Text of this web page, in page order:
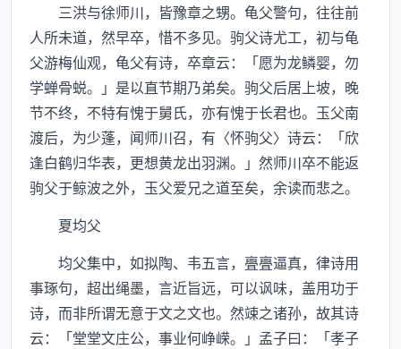
三洪与徐师川，皆豫章之甥。龟父警句，往往前
人所未道，然早卒，惜不多见。驹父诗尤工，初与龟
父游梅仙观，龟父有诗，卒章云：「愿为龙鳞婴，勿
学蝉骨蜕。」是以直节期乃弟矣。驹父后居上坡，晚
节不终，不特有愧于舅氏，亦有愧于长君也。玉父南
渡后，为少蓬，闻师川召，有〈怀驹父〉诗云：「欣
逢白鹤归华表，更想黄龙出羽渊。」然师川卒不能返
驹父于鲸波之外，玉父爱兄之道至矣，余读而悲之。
夏均父
均父集中，如拟陶、韦五言，亹亹逼真，律诗用
事琢句，超出绳墨，言近旨远，可以讽味，盖用功于
诗，而非所谓无意于文之文也。然竦之诸孙，故其诗
云：「堂堂文庄公，事业何峥嵘。」孟子曰：「孝子